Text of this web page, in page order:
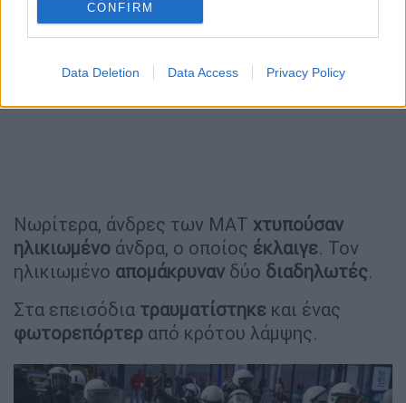
CONFIRM
Data Deletion Data Access Privacy Policy
Νωρίτερα, άνδρες των ΜΑΤ χτυπούσαν
ηλικιωμένο άνδρα, ο οποίος έκλαιγε. Τον
ηλικιωμένο απομάκρυναν δύο διαδηλωτές.
Στα επεισόδια τραυματίστηκε και ένας
φωτορεπόρτερ από κρότου λάμψης.